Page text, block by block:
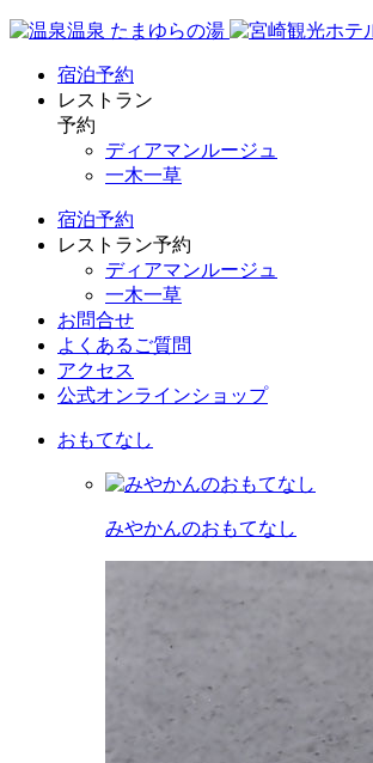
宿泊予約
レストラン
予約
ディアマンルージュ
一木一草
宿泊予約
レストラン予約
ディアマンルージュ
一木一草
お問合せ
よくあるご質問
アクセス
公式オンラインショップ
おもてなし
みやかんのおもてなし